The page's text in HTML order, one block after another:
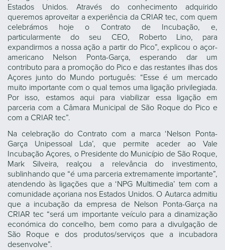
Estados Unidos. Através do conhecimento adquirido
queremos aproveitar a experiência da CRIAR tec, com quem
celebrámos hoje o Contrato de Incubação, e,
particularmente do seu CEO, Roberto Lino, para
expandirmos a nossa ação a partir do Pico”, explicou o açor-
americano Nelson Ponta-Garça, esperando dar um
contributo para a promoção do Pico e das restantes ilhas dos
Açores junto do Mundo português: “Esse é um mercado
muito importante com o qual temos uma ligação privilegiada.
Por isso, estamos aqui para viabilizar essa ligação em
parceria com a Câmara Municipal de São Roque do Pico e
com a CRIAR tec”.
Na celebração do Contrato com a marca ‘Nelson Ponta-
Garça Unipessoal Lda’, que permite aceder ao Vale
Incubação Açores, o Presidente do Município de São Roque,
Mark Silveira, realçou a relevância do investimento,
sublinhando que “é uma parceria extremamente importante”,
atendendo às ligações que a ‘NPG Multimedia’ tem com a
comunidade açoriana nos Estados Unidos. O Autarca admitiu
que a incubação da empresa de Nelson Ponta-Garça na
CRIAR tec “será um importante veículo para a dinamização
económica do concelho, bem como para a divulgação de
São Roque e dos produtos/serviços que a incubadora
desenvolve”.